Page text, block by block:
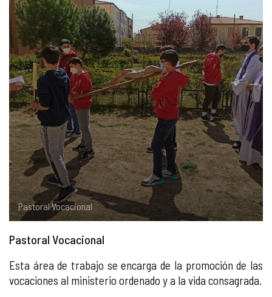
Pastoral Vocacional
Pastoral Vocacional
Esta área de trabajo se encarga de la promoción de las
vocaciones al ministerio ordenado y a la vida consagrada.
COMPLIANCE
DOCTRINA DE LA IGLESIA
PORTAL DE TRANSPARENCIA
RENDICIÓN CUENTAS ENTIDADES RELIGIOSAS
PREGUNTAS FRECUENTES
PASTORAL SAMARITANA
CENTROS SOCIALES
APOSTOLADO SEGLAR
VIDA CONSAGRADA
IMÁGENES
VÍDEOS
AUDIOS